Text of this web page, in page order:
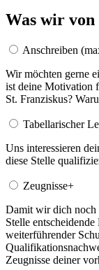
Was wir
Anschreiben
Wir möchten gerne
ist deine Motivation
St. Franziskus?
Tabellarischer
Uns interessieren
diese Stelle
Zeugnisse+
Damit wir dich noch
Stelle
weiterführender
Zeugnisse deiner